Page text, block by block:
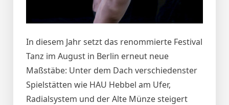
In diesem Jahr setzt das renommierte Festival
Tanz im August in Berlin erneut neue
Maßstäbe: Unter dem Dach verschiedenster
Spielstätten wie HAU Hebbel am Ufer,
Radialsystem und der Alte Münze steigert